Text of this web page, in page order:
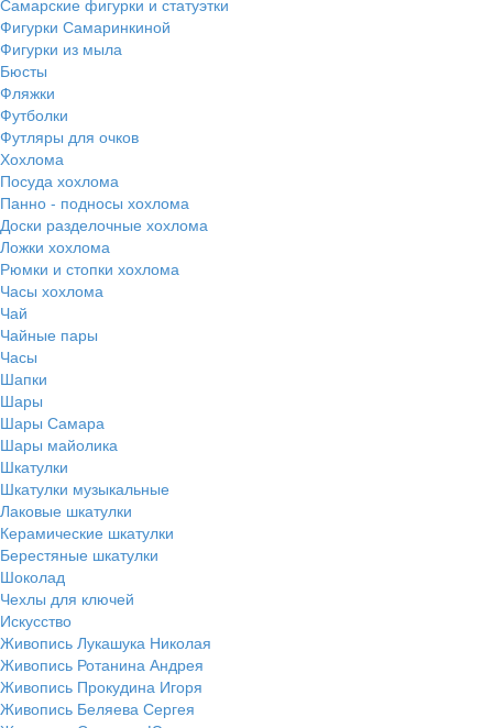
Фигурки Самаринкиной
Фигурки из мыла
Бюсты
Фляжки
Футболки
Футляры для очков
Хохлома
Посуда хохлома
Панно - подносы хохлома
Доски разделочные хохлома
Ложки хохлома
Рюмки и стопки хохлома
Часы хохлома
Чай
Чайные пары
Часы
Шапки
Шары
Шары Самара
Шары майолика
Шкатулки
Шкатулки музыкальные
Лаковые шкатулки
Керамические шкатулки
Берестяные шкатулки
Шоколад
Чехлы для ключей
Искусство
Живопись Лукашука Николая
Живопись Ротанина Андрея
Живопись Прокудина Игоря
Живопись Беляева Сергея